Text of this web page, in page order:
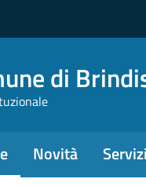
di
Novità